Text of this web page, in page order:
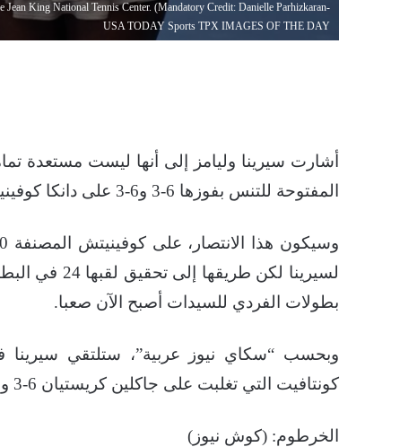
King National Tennis Center. (Mandatory Credit: Danielle Parhizkaran-
USA TODAY Sports TPX IMAGES OF THE DAY
أشارت سيرينا وليامز إلى أنها ليست مستعدة
المفتوحة للتنس بفوزها 6-3 و6-3 على دانكا كوفينيتش القادمة من الجبل الأسود.
لسيرينا لكن
بطولات الفردي للسيدات أصبح الآن صعبا.
وبحسب “سكاي نيوز عربية”، ستلتقي سيرينا في
كونتافيت التي تغلبت على جاكلين كريستيان 6-3 و6-صفر.
الخرطوم: (كوش نيوز)